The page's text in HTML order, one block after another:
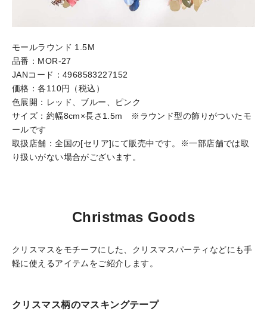
モールラウンド 1.5M
品番：MOR-27
JANコード：4968583227152
価格：各110円（税込）
色展開：レッド、ブルー、ピンク
サイズ：約幅8cm×長さ1.5m ※ラウンド型の飾りがついたモ
ールです
取扱店舗：全国の[セリア]にて販売中です。※一部店舗では取
り扱いがない場合がございます。
Christmas Goods
クリスマスをモチーフにした、クリスマスパーティなどにも手
軽に使えるアイテムをご紹介します。
クリスマス柄のマスキングテープ